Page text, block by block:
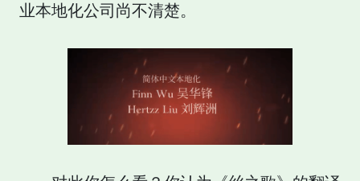
业本地化公司尚不清楚。